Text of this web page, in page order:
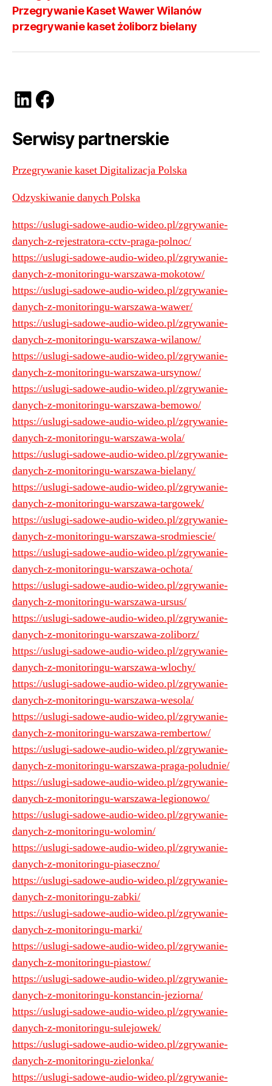
Przegrywanie Kaset Wawer Wilanów
przegrywanie kaset żoliborz bielany
LinkedIn
Facebook
Serwisy partnerskie
Przegrywanie kaset Digitalizacja Polska
Odzyskiwanie danych Polska
https://uslugi-sadowe-audio-wideo.pl/zgrywanie-
danych-z-rejestratora-cctv-praga-polnoc/
https://uslugi-sadowe-audio-wideo.pl/zgrywanie-
danych-z-monitoringu-warszawa-mokotow/
https://uslugi-sadowe-audio-wideo.pl/zgrywanie-
danych-z-monitoringu-warszawa-wawer/
https://uslugi-sadowe-audio-wideo.pl/zgrywanie-
danych-z-monitoringu-warszawa-wilanow/
https://uslugi-sadowe-audio-wideo.pl/zgrywanie-
danych-z-monitoringu-warszawa-ursynow/
https://uslugi-sadowe-audio-wideo.pl/zgrywanie-
danych-z-monitoringu-warszawa-bemowo/
https://uslugi-sadowe-audio-wideo.pl/zgrywanie-
danych-z-monitoringu-warszawa-wola/
https://uslugi-sadowe-audio-wideo.pl/zgrywanie-
danych-z-monitoringu-warszawa-bielany/
https://uslugi-sadowe-audio-wideo.pl/zgrywanie-
danych-z-monitoringu-warszawa-targowek/
https://uslugi-sadowe-audio-wideo.pl/zgrywanie-
danych-z-monitoringu-warszawa-srodmiescie/
https://uslugi-sadowe-audio-wideo.pl/zgrywanie-
danych-z-monitoringu-warszawa-ochota/
https://uslugi-sadowe-audio-wideo.pl/zgrywanie-
danych-z-monitoringu-warszawa-ursus/
https://uslugi-sadowe-audio-wideo.pl/zgrywanie-
danych-z-monitoringu-warszawa-zoliborz/
https://uslugi-sadowe-audio-wideo.pl/zgrywanie-
danych-z-monitoringu-warszawa-wlochy/
https://uslugi-sadowe-audio-wideo.pl/zgrywanie-
danych-z-monitoringu-warszawa-wesola/
https://uslugi-sadowe-audio-wideo.pl/zgrywanie-
danych-z-monitoringu-warszawa-rembertow/
https://uslugi-sadowe-audio-wideo.pl/zgrywanie-
danych-z-monitoringu-warszawa-praga-poludnie/
https://uslugi-sadowe-audio-wideo.pl/zgrywanie-
danych-z-monitoringu-warszawa-legionowo/
https://uslugi-sadowe-audio-wideo.pl/zgrywanie-
danych-z-monitoringu-wolomin/
https://uslugi-sadowe-audio-wideo.pl/zgrywanie-
danych-z-monitoringu-piaseczno/
https://uslugi-sadowe-audio-wideo.pl/zgrywanie-
danych-z-monitoringu-zabki/
https://uslugi-sadowe-audio-wideo.pl/zgrywanie-
danych-z-monitoringu-marki/
https://uslugi-sadowe-audio-wideo.pl/zgrywanie-
danych-z-monitoringu-piastow/
https://uslugi-sadowe-audio-wideo.pl/zgrywanie-
danych-z-monitoringu-konstancin-jeziorna/
https://uslugi-sadowe-audio-wideo.pl/zgrywanie-
danych-z-monitoringu-sulejowek/
https://uslugi-sadowe-audio-wideo.pl/zgrywanie-
danych-z-monitoringu-zielonka/
https://uslugi-sadowe-audio-wideo.pl/zgrywanie-